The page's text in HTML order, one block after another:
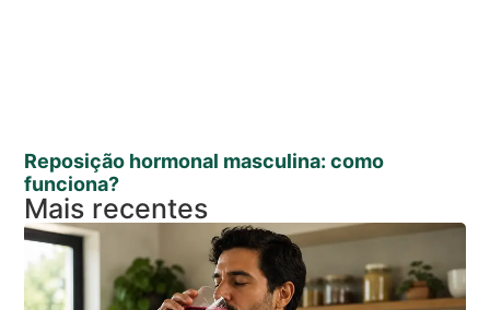
Reposição hormonal masculina: como
funciona?
Mais recentes